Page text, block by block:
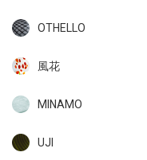
OTHELLO
風花
MINAMO
UJI